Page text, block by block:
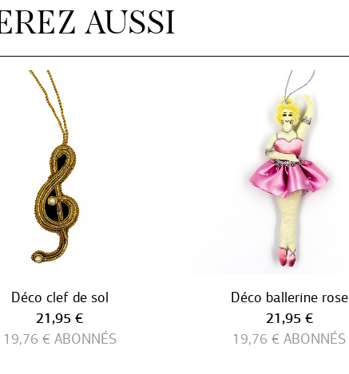
AUSSI
Déco clef de sol
Prix ​​actuel
21,95 €
19,76 € ABONNÉS
Déco ballerine rose
Prix ​​actuel
21,95 €
19,76 € ABONNÉS